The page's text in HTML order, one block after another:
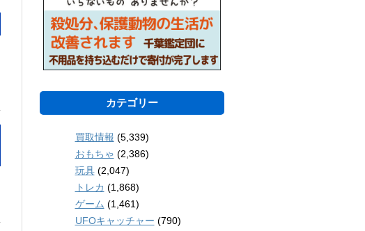
カテゴリー
買取情報 (5,339)
おもちゃ (2,386)
玩具(2,047)
トレカ (1,868)
ゲーム (1,461)
UFOキャッチャー (790)